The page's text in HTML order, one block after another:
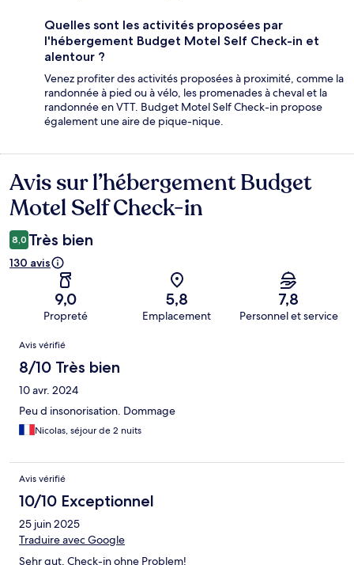
Quelles sont les activités proposées par
l'hébergement Budget Motel Self Check-in et
alentour ?
Venez profiter des activités proposées à proximité, comme la
randonnée à pied ou à vélo, les promenades à cheval et la
randonnée en VTT. Budget Motel Self Check-in propose
également une aire de pique-nique.
Avis
Avis sur l’hébergement Budget
Motel Self Check-in
8,0 Très bien
130 avis
9,0
Propreté
5,8
Emplacement
7,8
Personnel et service
Avis
Avis vérifié
8/10 Très bien
10 avr. 2024
Peu d insonorisation. Dommage
Nicolas, séjour de 2 nuits
Avis vérifié
10/10 Exceptionnel
25 juin 2025
Traduire avec Google
Sehr gut, Check-in ohne Problem!